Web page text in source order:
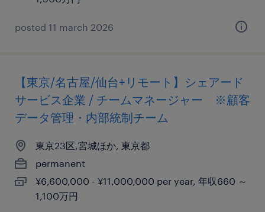
posted 11 march 2026
【東京/名古屋/仙台+リモート】シェアード
サービス企業 / チームマネージャー ※顧客
データ管理・内部統制チーム
東京23区,宮城ほか, 東京都
permanent
¥6,600,000 - ¥11,000,000 per year, 年収660 ～
1,100万円